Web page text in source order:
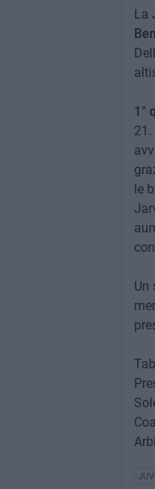
La
1°
le
Un